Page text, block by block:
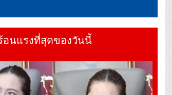
อนแรงที่สุดของวันนี้